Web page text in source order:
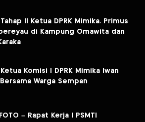
II Ketua DPRK Mimika, Primus
di Kampung Omawita dan
Komisi I DPRK Mimika Iwan
Warga Sempan
FOTO – Rapat Kerja I PSMTI